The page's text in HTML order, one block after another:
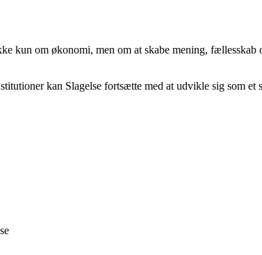
kun om økonomi, men om at skabe mening,
kan Slagelse fortsætte med at udvikle sig som